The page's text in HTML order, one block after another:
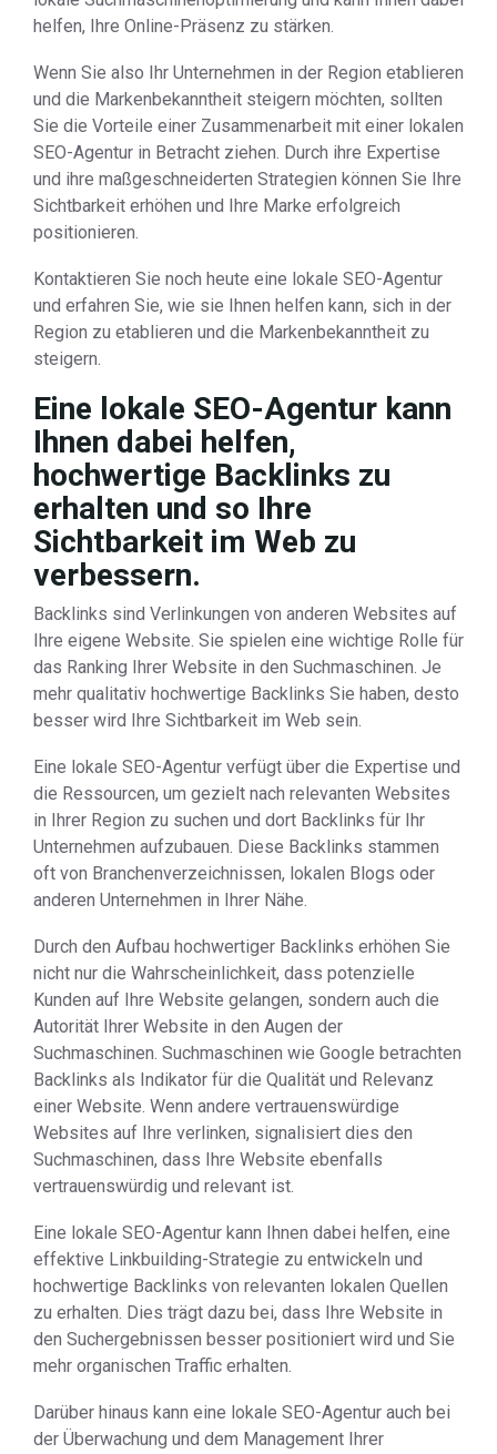
helfen, Ihre Online-Präsenz zu stärken.
Wenn Sie also Ihr Unternehmen in der Region etablieren
und die Markenbekanntheit steigern möchten, sollten
Sie die Vorteile einer Zusammenarbeit mit einer lokalen
SEO-Agentur in Betracht ziehen. Durch ihre Expertise
und ihre maßgeschneiderten Strategien können Sie Ihre
Sichtbarkeit erhöhen und Ihre Marke erfolgreich
positionieren.
Kontaktieren Sie noch heute eine lokale SEO-Agentur
und erfahren Sie, wie sie Ihnen helfen kann, sich in der
Region zu etablieren und die Markenbekanntheit zu
steigern.
Eine lokale SEO-Agentur kann
Ihnen dabei helfen,
hochwertige Backlinks zu
erhalten und so Ihre
Sichtbarkeit im Web zu
verbessern.
Backlinks sind Verlinkungen von anderen Websites auf
Ihre eigene Website. Sie spielen eine wichtige Rolle für
das Ranking Ihrer Website in den Suchmaschinen. Je
mehr qualitativ hochwertige Backlinks Sie haben, desto
besser wird Ihre Sichtbarkeit im Web sein.
Eine lokale SEO-Agentur verfügt über die Expertise und
die Ressourcen, um gezielt nach relevanten Websites
in Ihrer Region zu suchen und dort Backlinks für Ihr
Unternehmen aufzubauen. Diese Backlinks stammen
oft von Branchenverzeichnissen, lokalen Blogs oder
anderen Unternehmen in Ihrer Nähe.
Durch den Aufbau hochwertiger Backlinks erhöhen Sie
nicht nur die Wahrscheinlichkeit, dass potenzielle
Kunden auf Ihre Website gelangen, sondern auch die
Autorität Ihrer Website in den Augen der
Suchmaschinen. Suchmaschinen wie Google betrachten
Backlinks als Indikator für die Qualität und Relevanz
einer Website. Wenn andere vertrauenswürdige
Websites auf Ihre verlinken, signalisiert dies den
Suchmaschinen, dass Ihre Website ebenfalls
vertrauenswürdig und relevant ist.
Eine lokale SEO-Agentur kann Ihnen dabei helfen, eine
effektive Linkbuilding-Strategie zu entwickeln und
hochwertige Backlinks von relevanten lokalen Quellen
zu erhalten. Dies trägt dazu bei, dass Ihre Website in
den Suchergebnissen besser positioniert wird und Sie
mehr organischen Traffic erhalten.
Darüber hinaus kann eine lokale SEO-Agentur auch bei
der Überwachung und dem Management Ihrer